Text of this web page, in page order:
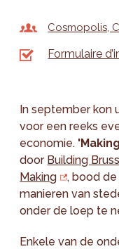
Cosmopolis,
Formulaire
In september kon
voor een reeks
economie. '
door Building
Making
, bood
manieren van
onder de loep te
Enkele van de